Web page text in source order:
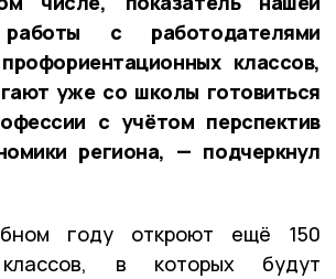
с работодателями
классов,
уже со школы готовиться
с учётом перспектив
региона, — подчеркнул
году откроют ещё 150
в которых будут